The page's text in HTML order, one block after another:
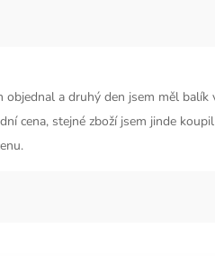
objednal a druhý den jsem měl balík
cena, stejné zboží jsem jinde koupil